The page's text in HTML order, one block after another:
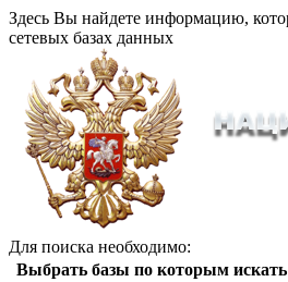
Здесь Вы найдете информацию,
сетевых базах данных
Для поиска необходимо:
Выбрать базы по которым искать